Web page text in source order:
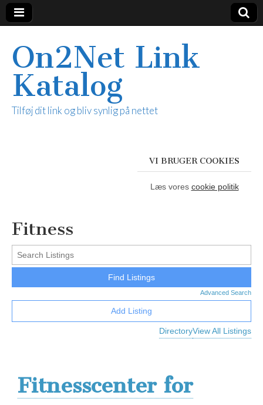
On2Net Link
Katalog
Tilføj dit link og bliv synlig på nettet
VI BRUGER COOKIES
Læs vores cookie politik
Fitness
Advanced Search
DirectoryView All Listings
Add Listing
Fitnesscenter for